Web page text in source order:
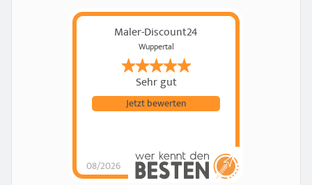
Maler-Discount24
Wuppertal
Sehr gut
08/2026
Jetzt bewerten